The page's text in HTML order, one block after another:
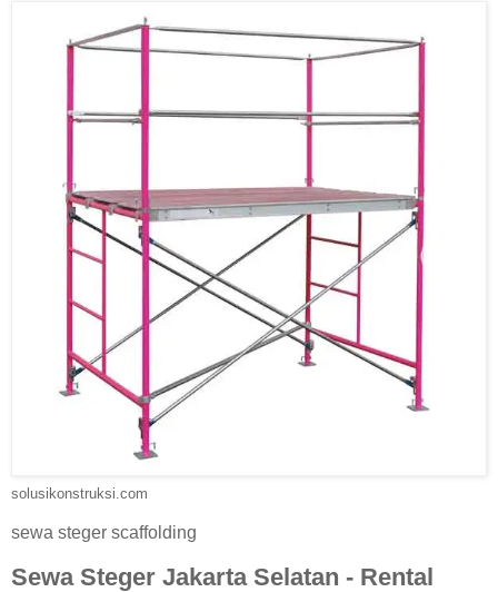
solusikonstruksi.com
sewa steger scaffolding
Sewa Steger Jakarta Selatan - Rental